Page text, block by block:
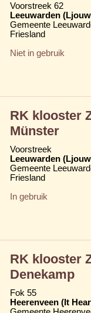
Voorstreek 62
Leeuwarden
Gemeente
Friesland
Niet in gebruik
RK klooster
Münster
Voorstreek
Leeuwarden
Gemeente
Friesland
In gebruik
RK klooster
Denekamp
Fok 55
Heerenveen (It